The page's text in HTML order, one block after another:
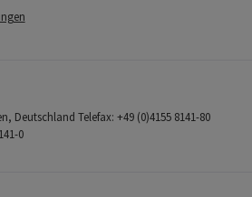
Deutschland Telefax: +49 (0)4155 8141-80
0